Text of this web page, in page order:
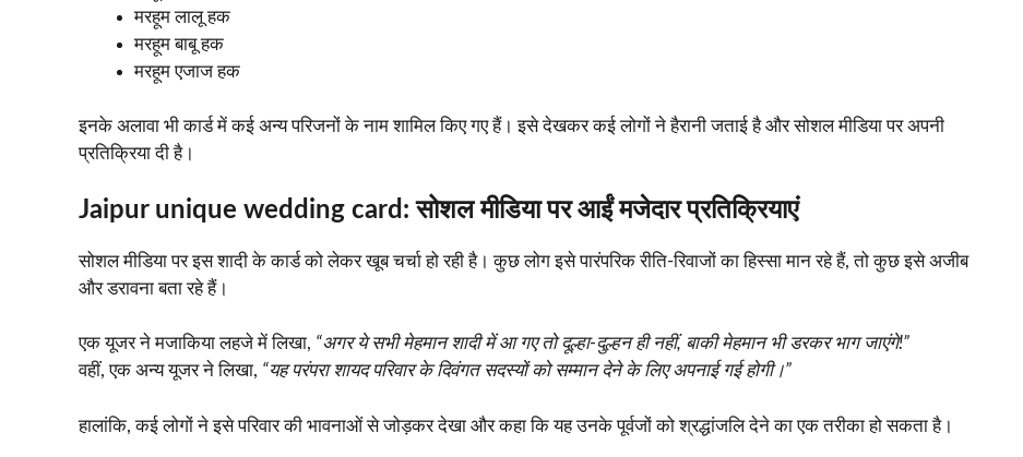
मरहूम लालू हक
मरहूम बाबू हक
मरहूम एजाज हक
इनके अलावा भी कार्ड में कई अन्य परिजनों के नाम शामिल किए गए हैं। इसे देखकर कई लोगों ने हैरानी जताई है और सोशल मीडिया पर अपनी
प्रतिक्रिया दी है।
Jaipur unique wedding card:सोशल मीडिया पर आईं मजेदार प्रतिक्रियाएं
सोशल मीडिया पर इस शादी के कार्ड को लेकर खूब चर्चा हो रही है। कुछ लोग इसे पारंपरिक रीति-रिवाजों का हिस्सा मान रहे हैं, तो कुछ इसे अजीब
और डरावना बता रहे हैं।
एक यूजर ने मजाकिया लहजे में लिखा, “अगर ये सभी मेहमान शादी में आ गए तो दूल्हा-दुल्हन ही नहीं, बाकी मेहमान भी डरकर भाग जाएंगे!”
वहीं, एक अन्य यूजर ने लिखा, “यह परंपरा शायद परिवार के दिवंगत सदस्यों को सम्मान देने के लिए अपनाई गई होगी।”
हालांकि, कई लोगों ने इसे परिवार की भावनाओं से जोड़कर देखा और कहा कि यह उनके पूर्वजों को श्रद्धांजलि देने का एक तरीका हो सकता है।